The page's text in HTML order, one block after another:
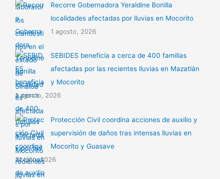
Recorre Gobernadora Yeraldine Bonilla
localidades afectadas por lluvias en Mocorito
1 agosto, 2026
SEBIDES beneficia a cerca de 400 familias
afectadas por las recientes lluvias en Mazatlán
y Mocorito
1 agosto, 2026
Protección Civil coordina acciones de auxilio y
supervisión de daños tras intensas lluvias en
Mocorito y Guasave
31 julio, 2026